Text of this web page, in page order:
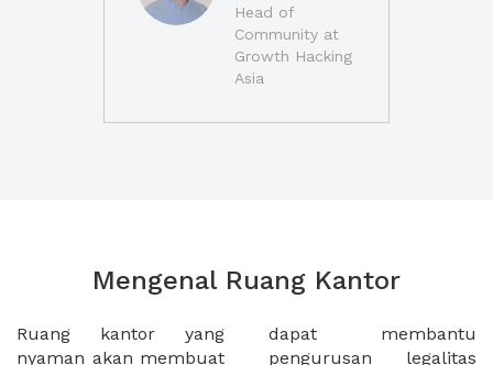
Head of
Community at
Growth Hacking
Asia
Mengenal Ruang Kantor
Ruang kantor yang
nyaman akan membuat
dapat membantu
pengurusan legalitas